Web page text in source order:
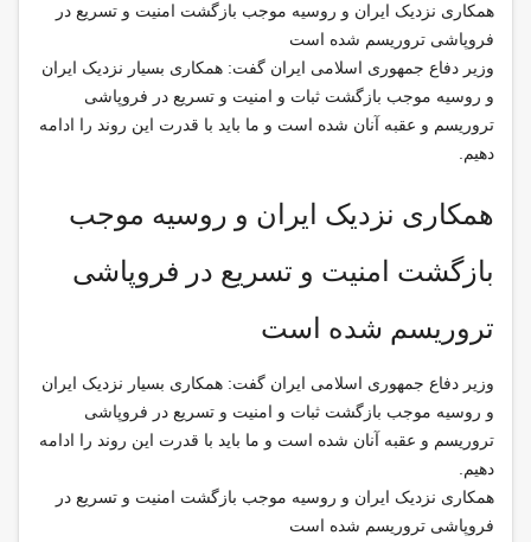
همکاری نزدیک ایران و روسیه موجب بازگشت امنیت و تسریع در
فروپاشی تروریسم شده است
وزیر دفاع جمهوری اسلامی ایران گفت: همکاری بسیار نزدیک ایران
و روسیه موجب بازگشت ثبات و امنیت و تسریع در فروپاشی
تروریسم و عقبه آنان شده است و ما باید با قدرت این روند را ادامه
دهیم.
همکاری نزدیک ایران و روسیه موجب
بازگشت امنیت و تسریع در فروپاشی
تروریسم شده است
وزیر دفاع جمهوری اسلامی ایران گفت: همکاری بسیار نزدیک ایران
و روسیه موجب بازگشت ثبات و امنیت و تسریع در فروپاشی
تروریسم و عقبه آنان شده است و ما باید با قدرت این روند را ادامه
دهیم.
همکاری نزدیک ایران و روسیه موجب بازگشت امنیت و تسریع در
فروپاشی تروریسم شده است